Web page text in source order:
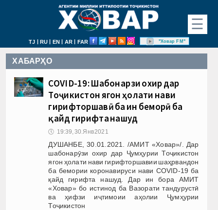
☰
TJ | RU | EN | AR | FAR "Ховар FM"
ХАБАРҲО
COVID-19: Шабонарӯзи охир дар
Тоҷикистон ягон ҳолати нави
гирифторшавӣ ба ин беморӣ ба
қайд гирифта нашуд
🕔 19:39, 30.Янв 2021
ДУШАНБЕ, 30.01.2021. /АМИТ «Ховар»/. Дар
шабонарӯзи охир дар Ҷумҳурии Тоҷикистон
ягон ҳолати нави гирифторшавии шаҳрвандон
ба бемории коронавируси нави COVID-19 ба
қайд гирифта нашуд. Дар ин бора АМИТ
«Ховар» бо истинод ба Вазорати тандурустӣ
ва ҳифзи иҷтимоии аҳолии Ҷумҳурии
Тоҷикистон